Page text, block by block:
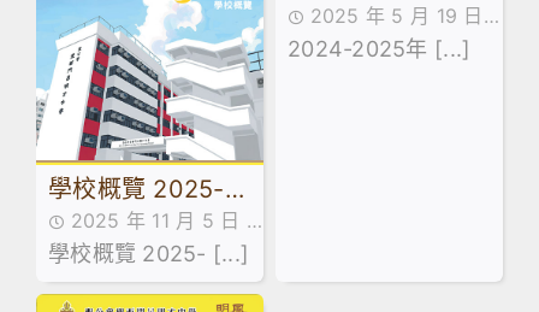
學校概覽 2025-
2026
2025 年 11 月 5 日
書刊,概覽
學校概覽 2025- [...]
第十期STEM刊物
2025 年 5 月 19 日
STEAM刊物
2024-2025年 [...]